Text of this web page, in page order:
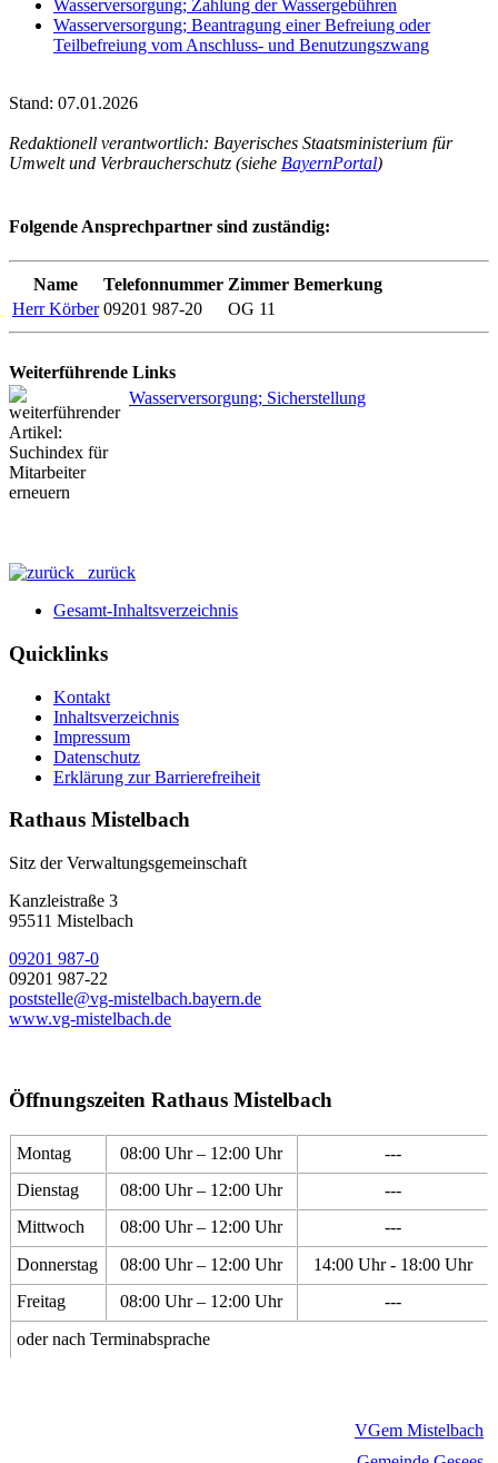
Wasserversorgung; Zahlung der Wassergebühren
Wasserversorgung; Beantragung einer Befreiung oder
Teilbefreiung vom Anschluss- und Benutzungszwang
Stand: 07.01.2026
Redaktionell verantwortlich: Bayerisches Staatsministerium für
Umwelt und Verbraucherschutz (siehe BayernPortal)
Folgende Ansprechpartner sind zuständig:
Name Telefonnummer Zimmer Bemerkung
Herr Körber 09201 987-20 OG 11
Weiterführende Links
Wasserversorgung; Sicherstellung
zurück
Gesamt-Inhaltsverzeichnis
Quicklinks
Kontakt
Inhaltsverzeichnis
Impressum
Datenschutz
Erklärung zur Barrierefreiheit
Rathaus Mistelbach
Sitz der Verwaltungsgemeinschaft
Kanzleistraße 3
95511 Mistelbach
09201 987-0
09201 987-22
poststelle@vg-mistelbach.bayern.de
www.vg-mistelbach.de
Öffnungszeiten Rathaus Mistelbach
Montag 08:00 Uhr – 12:00 Uhr
---
Dienstag
08:00 Uhr – 12:00 Uhr
---
Mittwoch
08:00 Uhr – 12:00 Uhr
---
Donnerstag
08:00 Uhr – 12:00 Uhr
14:00 Uhr - 18:00 Uhr
Freitag
08:00 Uhr – 12:00 Uhr
---
oder nach Terminabsprache
VGem Mistelbach